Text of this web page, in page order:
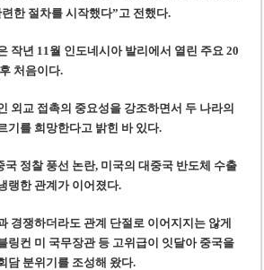
한 절차를 시작했다”고 전했다.
작년 11월 인도네시아 발리에서 열린 주요 20
처음이다.
외교 접촉의 중요성을 강조하면서 두 나라의
기를 희망한다고 밝힌 바 있다.
국 정찰 풍선 논란, 미국의 대중국 반도체 수출
랭한 관계가 이어졌다.
경쟁하더라도 관계 단절로 이어지지는 않게
링컨 미 국무장관 등 고위급이 잇달아 중국을
담 분위기를 조성해 왔다.